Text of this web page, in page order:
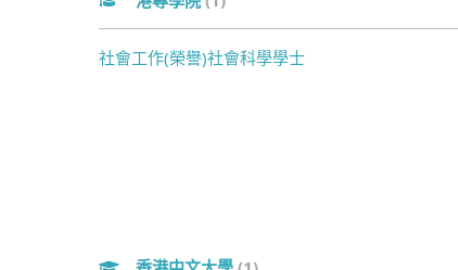
社會工作(榮譽)社會科學學士